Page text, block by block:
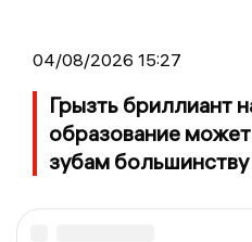
04/08/2026 15:27
Грызть бриллиант
образование
зубам большинству